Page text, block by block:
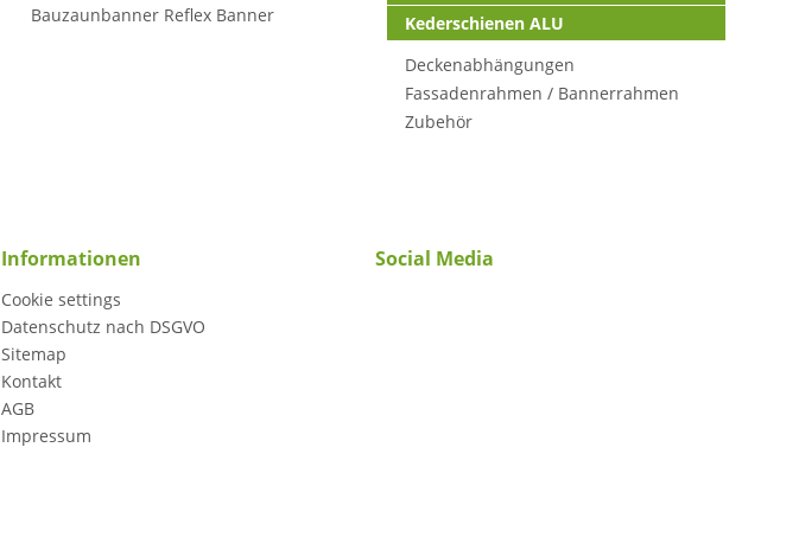
Bauzaunbanner Reflex Banner
Kederschienen ALU
Deckenabhängungen
Fassadenrahmen / Bannerrahmen
Zubehör
Informationen
Cookie settings
Datenschutz nach DSGVO
Sitemap
Kontakt
AGB
Impressum
Social Media